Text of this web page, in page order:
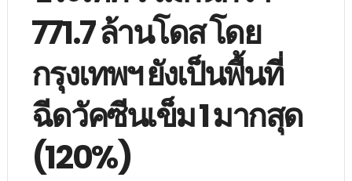
771.7 ล้านโดส โดย
กรุงเทพฯ ยังเป็นพื้นที่
ฉีดวัคซีนเข็ม 1 มากสุด
(120%)